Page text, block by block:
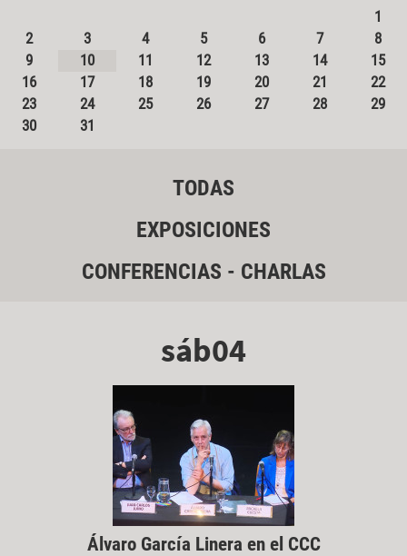
1
2
3 4 5 6 7
8
9
10 11 12 13 14
15
16
17 18 19 20 21
22
23
24 25 26 27 28
29
30
31
TODAS
EXPOSICIONES
CONFERENCIAS - CHARLAS
sáb04
Álvaro García Linera en el CCC